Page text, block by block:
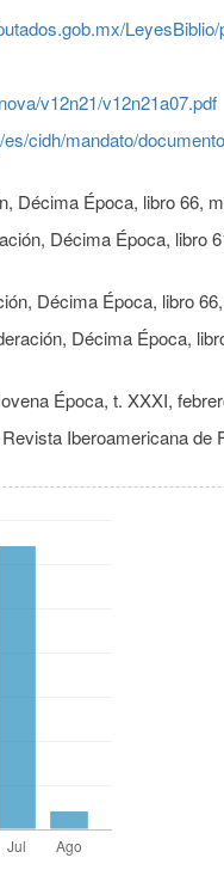
v12n21/v12n21a07.pdf
cidh/mandato/
Décima Época, libro 66,
Décima Época, libro
Décima Época, libro
Décima Época,
Época, t. XXXI,
Iberoamericana de